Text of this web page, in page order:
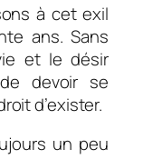
à cet exil
ans. Sans
et le désir
devoir se
d’exister.
un peu